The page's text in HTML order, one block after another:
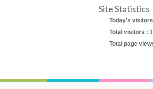
Site Statistics
Today's
Total visitors :
Total page